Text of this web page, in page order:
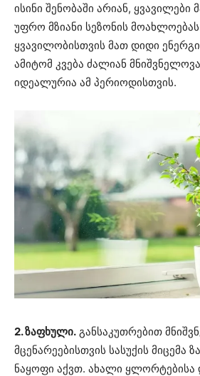
ისინი შენობაში არიან, ყვავილები
უფრო მზიანი სეზონის
ყვავილობისთვის მათ დიდი
ამიტომ კვება ძალიან
იდეალურია ამ პერიოდისთვის.
2. ზაფხული. განსაკუთრებით
მცენარეებისთვის სასუქის მიცემა
ნაყოფი აქვთ. ახალი ყლორტებისა